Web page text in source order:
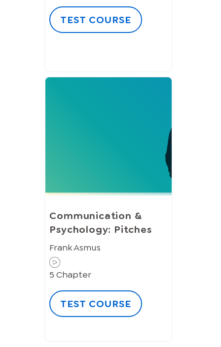
TEST COURSE
Communication &
Psychology: Pitches
Frank Asmus
5 Chapter
TEST COURSE